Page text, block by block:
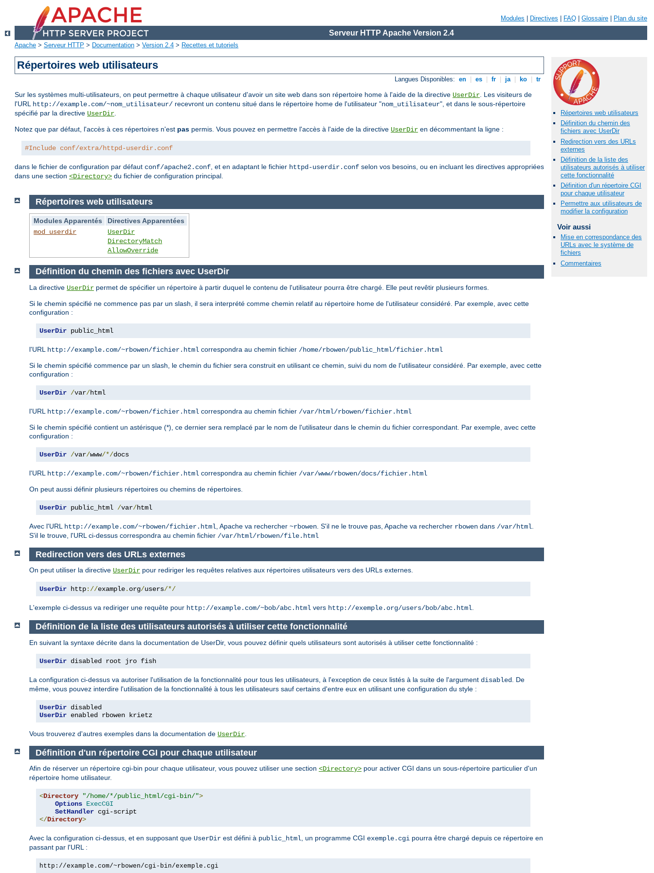
Modules Directives FAQ Glossaire Plan du site
Serveur HTTP Apache Version 2.4
Apache > Serveur HTTP > Documentation > Version 2.4 > Recettes et tutoriels
Répertoires web utilisateurs
Langues Disponibles: en es fr ja ko tr
Sur les systèmes multi-utilisateurs, on peut permettre à chaque utilisateur d'avoir un site web dans son répertoire home à l'aide de la directive UserDir. Les visiteurs de
l'URL http://example.com/~nom_utilisateur/ recevront un contenu situé dans le répertoire home de l'utilisateur "nom_utilisateur", et dans le sous-répertoire
spécifié par la directive UserDir.
Notez que par défaut, l'accès à ces répertoires n'est pas permis. Vous pouvez en permettre l'accès à l'aide de la directive UserDir en décommentant la ligne :
#Include conf/extra/httpd-userdir.conf
dans le fichier de configuration par défaut conf/apache2.conf, et en adaptant le fichier httpd-userdir.conf selon vos besoins, ou en incluant les directives appropriées
dans une section <Directory> du fichier de configuration principal.
Répertoires web utilisateurs
Définition du chemin des
fichiers avec UserDir
Redirection vers des URLs
externes
Définition de la liste des
utilisateurs autorisés à utiliser
cette fonctionnalité
Définition d'un répertoire CGI
pour chaque utilisateur
Permettre aux utilisateurs de
modifier la configuration
Voir aussi
Mise en correspondance des
URLs avec le système de
fichiers
Commentaires
Répertoires web utilisateurs
Modules Apparentés
Directives Apparentées
mod_userdir
UserDir
DirectoryMatch
AllowOverride
Définition du chemin des fichiers avec UserDir
La directive UserDir permet de spécifier un répertoire à partir duquel le contenu de l'utilisateur pourra être chargé. Elle peut revêtir plusieurs formes.
Si le chemin spécifié ne commence pas par un slash, il sera interprété comme chemin relatif au répertoire home de l'utilisateur considéré. Par exemple, avec cette
configuration :
UserDir public_html
l'URL http://example.com/~rbowen/fichier.html correspondra au chemin fichier /home/rbowen/public_html/fichier.html
Si le chemin spécifié commence par un slash, le chemin du fichier sera construit en utilisant ce chemin, suivi du nom de l'utilisateur considéré. Par exemple, avec cette
configuration :
UserDir /var/html
l'URL http://example.com/~rbowen/fichier.html correspondra au chemin fichier /var/html/rbowen/fichier.html
Si le chemin spécifié contient un astérisque (*), ce dernier sera remplacé par le nom de l'utilisateur dans le chemin du fichier correspondant. Par exemple, avec cette
configuration :
UserDir /var/www/*/docs
l'URL http://example.com/~rbowen/fichier.html correspondra au chemin fichier /var/www/rbowen/docs/fichier.html
On peut aussi définir plusieurs répertoires ou chemins de répertoires.
UserDir public_html /var/html
Avec l'URL http://example.com/~rbowen/fichier.html , Apache va rechercher ~rbowen . S'il ne le trouve pas, Apache va rechercher rbowen dans /var/html
S'il le trouve, l'URL ci-dessus correspondra au chemin fichier /var/html/rbowen/file.html
Redirection vers des URLs externes
On peut utiliser la directive UserDir pour rediriger les requêtes relatives aux répertoires utilisateurs vers des URLs externes.
UserDir http://example. org/users/*/
L'exemple ci-dessus va rediriger une requête pour http://example.com/~bob/abc.html vers http://exemple.org/users/bob/abc.html.
Définition de la liste des utilisateurs autorisés à utiliser cette fonctionnalité
En suivant la syntaxe décrite dans la documentation de UserDir, vous pouvez définir quels utilisateurs sont autorisés à utiliser cette fonctionnalité :
UserDir disabled root jro fish
La configuration ci-dessus va autoriser l'utilisation de la fonctionnalité pour tous les utilisateurs, à l'exception de ceux listés à la suite de l'argument disabled
. De
même, vous pouvez interdire l'utilisation de la fonctionnalité à tous les utilisateurs sauf certains d'entre eux en utilisant une configuration du style :
UserDir
UserDir enabled rbowen krietz
Vous trouverez d'autres exemples dans la documentation de UserDir
Définition d'un répertoire CGI pour chaque utilisateur
Afin de réserver un répertoire cgi-bin pour chaque utilisateur, vous pouvez utiliser une section <Directory> pour activer CGI dans un sous-répertoire particulier d'un
répertoire home utilisateur.
<Directory "/home/*/public_html/cgi-bin/">
Options ExecCGI
SetHandler
</Directory>
Avec la configuration ci-dessus, et en supposant que UserDir est défini à public_html, un programme CGI exemple.cgi pourra être chargé depuis ce répertoire en
passant par l'URL :
http://example.com/~rbowen/cgi-bin/exemple.cgi